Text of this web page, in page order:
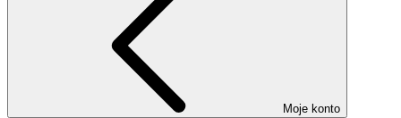
Moje konto